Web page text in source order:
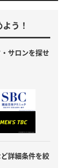
う！
サロンを探せ
詳細条件を絞